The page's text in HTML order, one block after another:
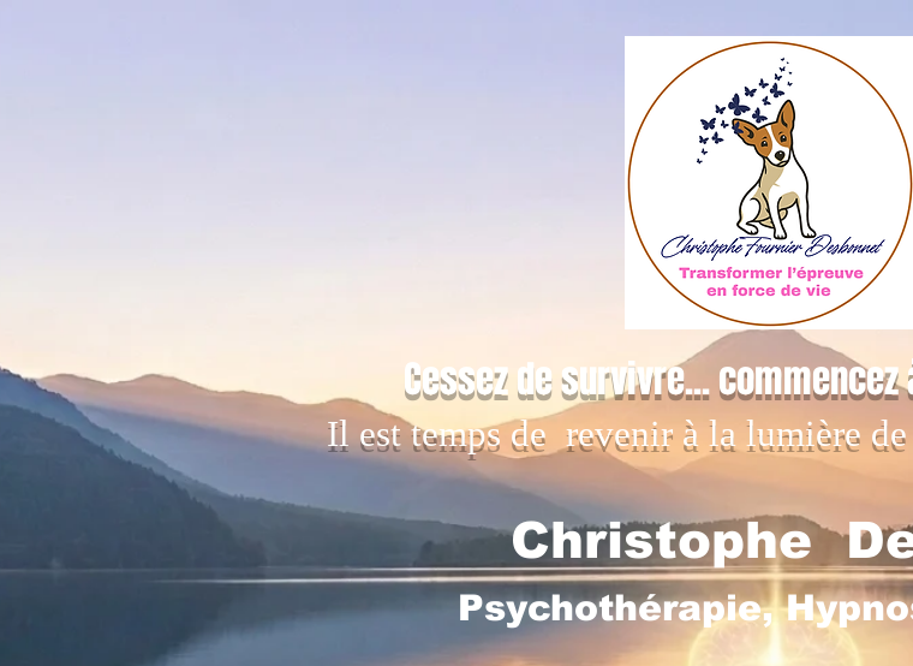
Christophe
Cessez de survivre...
Il est temps de revenir à la lumière
Psychothérapie,